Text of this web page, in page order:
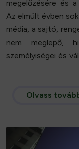
megelőzésére és
Az elmúlt évben
média, a sajtó,
nem meglepő,
személyiségei és
…
Olvass